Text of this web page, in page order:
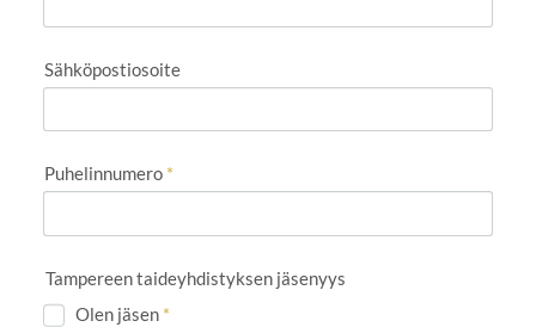
Sähköpostiosoite
Puhelinnumero *
Tampereen taideyhdistyksen jäsenyys
Olen jäsen*